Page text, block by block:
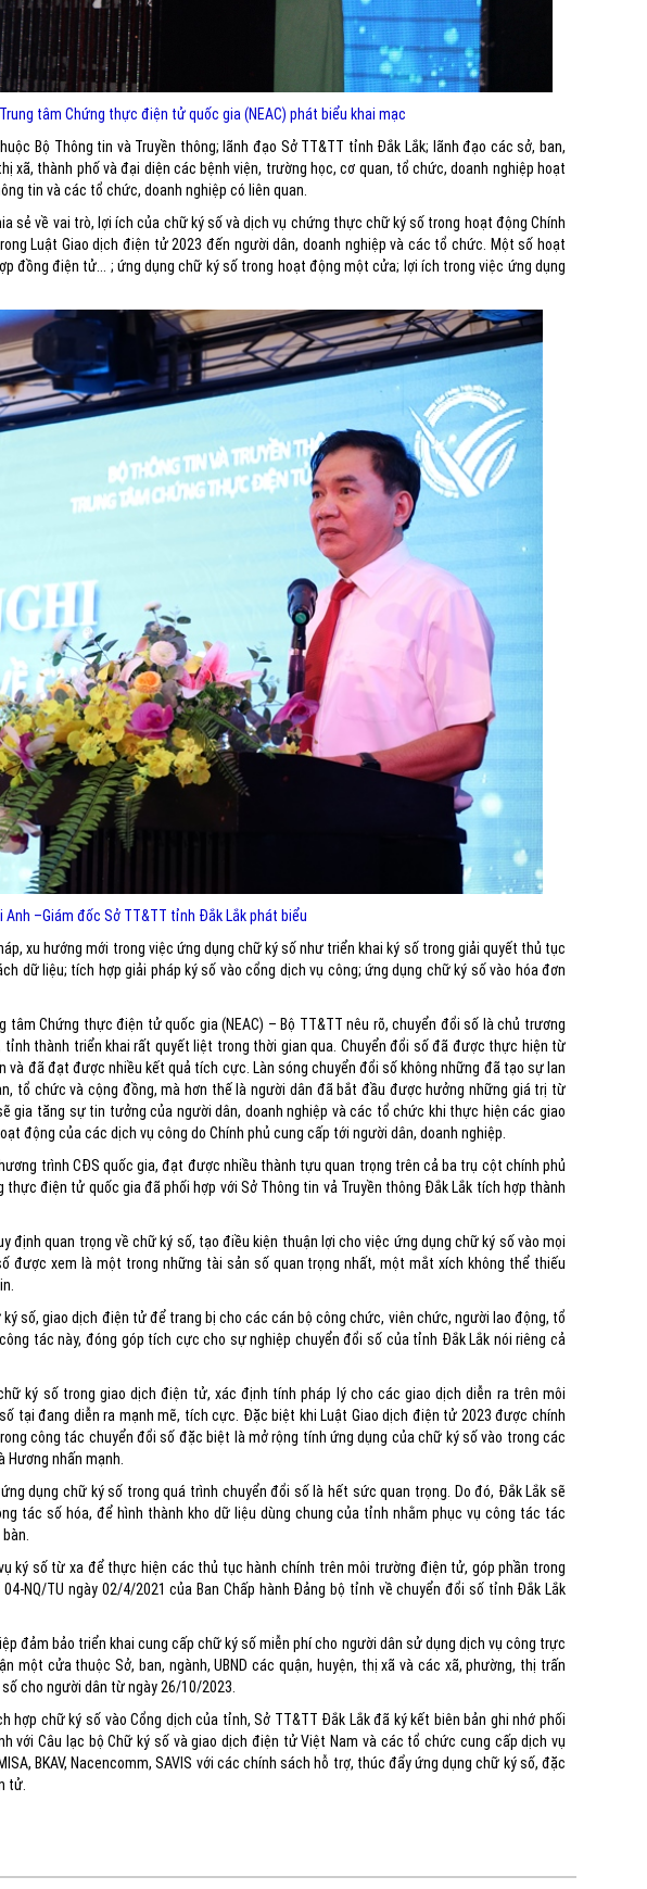
tâm Chứng thực điện tử quốc gia (NEAC) phát biểu khai mạc
Bộ Thông tin và Truyền thông; lãnh đạo Sở TT&TT tỉnh Đắk Lắk; lãnh đạo các sở, ban,
xã, thành phố và đại diện các bệnh viện, trường học, cơ quan, tổ chức, doanh nghiệp hoạt
tin và các tổ chức, doanh nghiệp có liên quan.
sẻ về vai trò, lợi ích của chữ ký số và dịch vụ chứng thực chữ ký số trong hoạt động Chính
Luật Giao dịch điện tử 2023 đến người dân, doanh nghiệp và các tổ chức. Một số hoạt
đồng điện tử... ; ứng dụng chữ ký số trong hoạt động một cửa; lợi ích trong việc ứng dụng
Anh –Giám đốc Sở TT&TT tỉnh Đắk Lắk phát biểu
xu hướng mới trong việc ứng dụng chữ ký số như triển khai ký số trong giải quyết thủ tục
dữ liệu; tích hợp giải pháp ký số vào cổng dịch vụ công; ứng dụng chữ ký số vào hóa đơn
tâm Chứng thực điện tử quốc gia (NEAC) – Bộ TT&TT nêu rõ, chuyển đổi số là chủ trương
tỉnh thành triển khai rất quyết liệt trong thời gian qua. Chuyển đổi số đã được thực hiện từ
và đã đạt được nhiều kết quả tích cực. Làn sóng chuyển đổi số không những đã tạo sự lan
tổ chức và cộng đồng, mà hơn thế là người dân đã bắt đầu được hưởng những giá trị từ
gia tăng sự tin tưởng của người dân, doanh nghiệp và các tổ chức khi thực hiện các giao
động của các dịch vụ công do Chính phủ cung cấp tới người dân, doanh nghiệp.
trình CĐS quốc gia, đạt được nhiều thành tựu quan trọng trên cả ba trụ cột chính phủ
thực điện tử quốc gia đã phối hợp với Sở Thông tin vả Truyền thông Đắk Lắk tích hợp thành
định quan trọng về chữ ký số, tạo điều kiện thuận lợi cho việc ứng dụng chữ ký số vào mọi
được xem là một trong những tài sản số quan trọng nhất, một mắt xích không thể thiếu
số, giao dịch điện tử để trang bị cho các cán bộ công chức, viên chức, người lao động, tổ
tác này, đóng góp tích cực cho sự nghiệp chuyển đổi số của tỉnh Đắk Lắk nói riêng cả
ký số trong giao dịch điện tử, xác định tính pháp lý cho các giao dịch diễn ra trên môi
tại đang diễn ra mạnh mẽ, tích cực. Đặc biệt khi Luật Giao dịch điện tử 2023 được chính
công tác chuyển đổi số đặc biệt là mở rộng tính ứng dụng của chữ ký số vào trong các
Hương nhấn mạnh.
dụng chữ ký số trong quá trình chuyển đổi số là hết sức quan trọng. Do đó, Đắk Lắk sẽ
tác số hóa, để hình thành kho dữ liệu dùng chung của tỉnh nhằm phục vụ công tác tác
ký số từ xa để thực hiện các thủ tục hành chính trên môi trường điện tử, góp phần trong
NQ/TU ngày 02/4/2021 của Ban Chấp hành Đảng bộ tỉnh về chuyển đổi số tỉnh Đắk Lắk
đảm bảo triển khai cung cấp chữ ký số miễn phí cho người dân sử dụng dịch vụ công trực
một cửa thuộc Sở, ban, ngành, UBND các quận, huyện, thị xã và các xã, phường, thị trấn
cho người dân từ ngày 26/10/2023.
hợp chữ ký số vào Cổng dịch của tỉnh, Sở TT&TT Đắk Lắk đã ký kết biên bản ghi nhớ phối
với Câu lạc bộ Chữ ký số và giao dịch điện tử Việt Nam và các tổ chức cung cấp dịch vụ
BKAV, Nacencomm, SAVIS với các chính sách hỗ trợ, thúc đẩy ứng dụng chữ ký số, đặc
tử.